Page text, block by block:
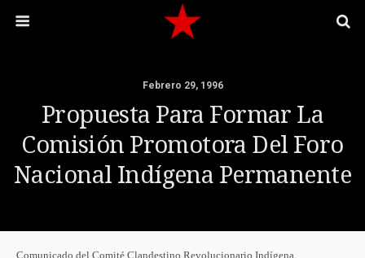
Febrero 29, 1996
Propuesta Para Formar La
Comisión Promotora Del Foro
Nacional Indígena Permanente
Comunicado del Comité Clandestino Revolucionario Indígena.